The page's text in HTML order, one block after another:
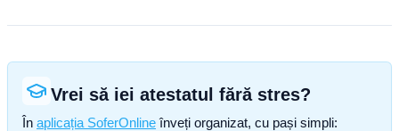
Vrei să iei atestatul fără stres?
În aplicația SoferOnline înveți organizat, cu pași simpli: